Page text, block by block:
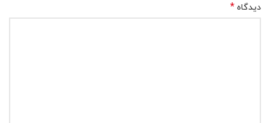
دیدگاه *